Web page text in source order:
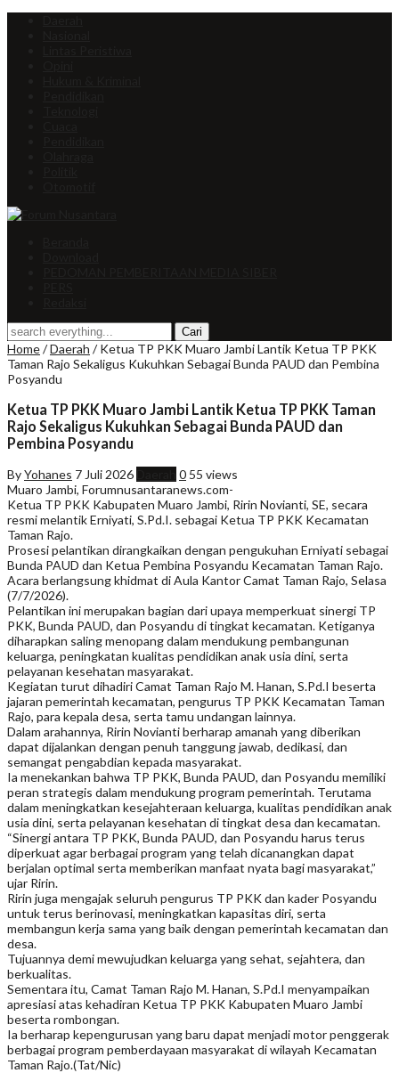
Home/Daerah /Ketua TP PKK Muaro Jambi Lantik Ketua TP PKK
Taman Rajo Sekaligus Kukuhkan Sebagai Bunda PAUD dan Pembina
Posyandu
Ketua TP PKK Muaro Jambi Lantik Ketua TP PKK Taman
Rajo Sekaligus Kukuhkan Sebagai Bunda PAUD dan
Pembina Posyandu
ByYohanes 7 Juli 2026 0 55 views
Muaro Jambi, Forumnusantaranews.com-
Ketua TP PKK Kabupaten Muaro Jambi, Ririn Novianti, SE, secara
resmi melantik Erniyati, S.Pd.I. sebagai Ketua TP PKK Kecamatan
Taman Rajo.
Prosesi pelantikan dirangkaikan dengan pengukuhan Erniyati sebagai
Bunda PAUD dan Ketua Pembina Posyandu Kecamatan Taman Rajo.
Acara berlangsung khidmat di Aula Kantor Camat Taman Rajo, Selasa
(7/7/2026).
Pelantikan ini merupakan bagian dari upaya memperkuat sinergi TP
PKK, Bunda PAUD, dan Posyandu di tingkat kecamatan. Ketiganya
diharapkan saling menopang dalam mendukung pembangunan
keluarga, peningkatan kualitas pendidikan anak usia dini, serta
pelayanan kesehatan masyarakat.
Kegiatan turut dihadiri Camat Taman Rajo M. Hanan, S.Pd.I beserta
jajaran pemerintah kecamatan, pengurus TP PKK Kecamatan Taman
Rajo, para kepala desa, serta tamu undangan lainnya.
Dalam arahannya, Ririn Novianti berharap amanah yang diberikan
dapat dijalankan dengan penuh tanggung jawab, dedikasi, dan
semangat pengabdian kepada masyarakat.
Ia menekankan bahwa TP PKK, Bunda PAUD, dan Posyandu memiliki
peran strategis dalam mendukung program pemerintah. Terutama
dalam meningkatkan kesejahteraan keluarga, kualitas pendidikan anak
usia dini, serta pelayanan kesehatan di tingkat desa dan kecamatan.
“Sinergi antara TP PKK, Bunda PAUD, dan Posyandu harus terus
diperkuat agar berbagai program yang telah dicanangkan dapat
berjalan optimal serta memberikan manfaat nyata bagi masyarakat,”
ujar Ririn.
Ririn juga mengajak seluruh pengurus TP PKK dan kader Posyandu
untuk terus berinovasi, meningkatkan kapasitas diri, serta
membangun kerja sama yang baik dengan pemerintah kecamatan dan
desa.
Tujuannya demi mewujudkan keluarga yang sehat, sejahtera, dan
berkualitas.
Sementara itu, Camat Taman Rajo M. Hanan, S.Pd.I menyampaikan
apresiasi atas kehadiran Ketua TP PKK Kabupaten Muaro Jambi
beserta rombongan.
Ia berharap kepengurusan yang baru dapat menjadi motor penggerak
berbagai program pemberdayaan masyarakat di wilayah Kecamatan
Taman Rajo.(Tat/Nic)